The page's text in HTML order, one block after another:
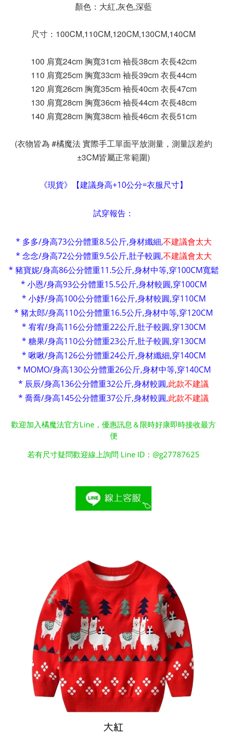
顏色：大紅,灰色,深藍
尺寸：100CM,110CM,120CM,130CM,140CM
100 肩寬24cm 胸寬31cm 袖長38cm 衣長42cm
110 肩寬25cm 胸寬33cm 袖長39cm 衣長44cm
120 肩寬26cm 胸寬35cm 袖長40cm 衣長47cm
130 肩寬28cm 胸寬36cm 袖長44cm 衣長48cm
140 肩寬28cm 胸寬38cm 袖長46cm 衣長51cm
(衣物皆為 #橘魔法 實際手工單面平放測量，測量誤差約
±3CM皆屬正常範圍)
《現貨》【建議身高+10公分=衣服尺寸】
試穿報告：
* 多多/身高73公分體重8.5公斤,身材纖細,不建議會太大
* 念念/身高72公分體重9.5公斤,肚子較圓,不建議會太大
* 豬寶妮/身高86公分體重11.5公斤,身材中等,穿100CM寬鬆
* 小恩/身高93公分體重15.5公斤,身材較圓,穿100CM
* 小妤/身高100公分體重16公斤,身材較圓,穿110CM
* 豬太郎/身高110公分體重16.5公斤,身材中等,穿120CM
* 宥宥/身高116公分體重22公斤,肚子較圓,穿130CM
* 糖果/身高110公分體重23公斤,肚子較圓,穿130CM
* 啾啾/身高126公分體重24公斤,身材纖細,穿140CM
* MOMO/身高130公分體重26公斤,身材中等,穿140CM
* 辰辰/身高136公分體重32公斤,身材較圓,此款不建議
* 喬喬/身高145公分體重37公斤,身材較圓,此款不建議
歡迎加入橘魔法官方Line，優惠訊息＆限時好康即時接收最方
便
若有尺寸疑問歡迎線上詢問 Line ID：@g27787625